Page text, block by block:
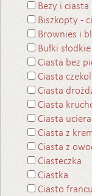
Bezy i
Biszkopty -
Brownies i
Bułki
Ciasta bez
Ciasta
Ciasta
Ciasta
Ciasta
Ciasta z
Ciasta z
Ciasteczka
Ciastka
Ciasto